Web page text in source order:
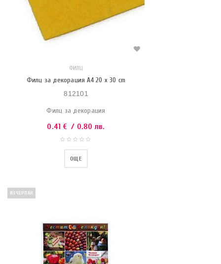
ФИЛЦ
Филц за декорация A4 20 x 30 cm
812101
Филц за декорация
0.41 € / 0.80 лв.
ОЩЕ
ИЗЧЕРПАН